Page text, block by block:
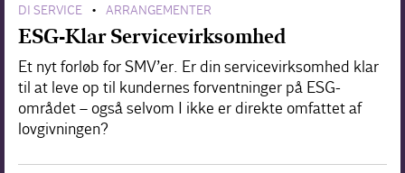
DI SERVICE • ARRANGEMENTER
ESG-Klar Servicevirksomhed
Et nyt forløb for SMV’er. Er din servicevirksomhed klar
til at leve op til kundernes forventninger på ESG-
området – også selvom I ikke er direkte omfattet af
lovgivningen?